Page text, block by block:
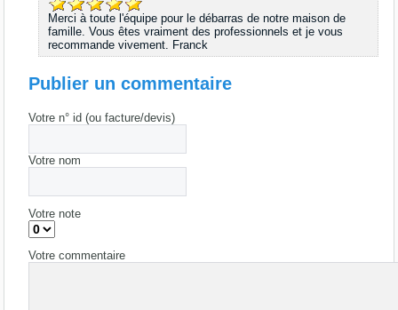
Merci à toute l'équipe pour le débarras de notre maison de
famille. Vous êtes vraiment des professionnels et je vous
recommande vivement. Franck
Publier un commentaire
Votre n° id (ou facture/devis)
Votre nom
Votre note
Votre commentaire